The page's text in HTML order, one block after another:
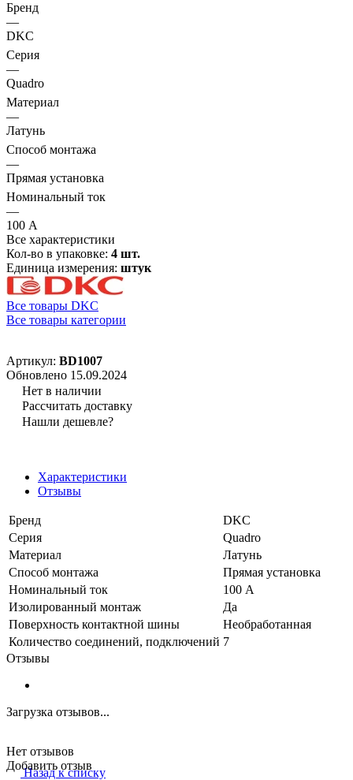
Бренд
—
DKC
Серия
—
Quadro
Материал
—
Латунь
Способ монтажа
—
Прямая установка
Номинальный ток
—
100 А
Все характеристики
Кол-во в упаковке: 4 шт.
Единица измерения: штук
Все товары DKC
Все товары категории
Артикул: BD1007
Обновлено 15.09.2024
Нет в наличии
Рассчитать доставку
Нашли дешевле?
Характеристики
Отзывы
Бренд
DKC
Серия
Quadro
Материал
Латунь
Способ монтажа
Прямая установка
Номинальный ток
100 А
Изолированный монтаж
Да
Поверхность контактной шины
Необработанная
Количество соединений, подключений 7
Отзывы
Загрузка отзывов...
Нет отзывов
Добавить отзыв
Назад к списку